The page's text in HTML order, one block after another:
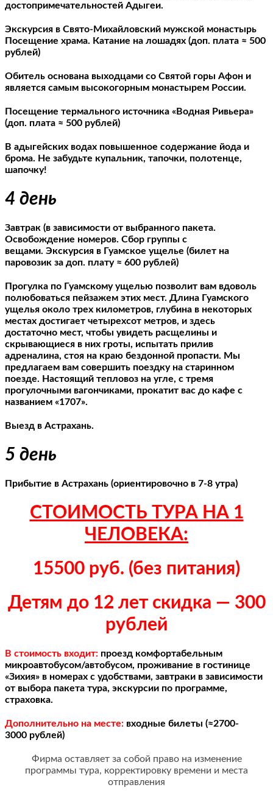
достопримечательностей Адыгеи.
Экскурсия в Свято-Михайловский мужской монастырь
Посещение храма. Катание на лошадях (доп. плата ≈ 500
рублей)
Обитель основана выходцами со Святой горы Афон и
является самым высокогорным монастырем России.
Посещение термального источника «Водная Ривьера»
(доп. плата ≈ 500 рублей)
В адыгейских водах повышенное содержание йода и
брома. Не забудьте купальник, тапочки, полотенце,
шапочку!
4 день
Завтрак (в зависимости от выбранного пакета.
Освобождение номеров. Сбор группы с
вещами. Экскурсия в Гуамское ущелье (билет на
паровозик за доп. плату ≈ 600 рублей)
Прогулка по Гуамскому ущелью позволит вам вдоволь
полюбоваться пейзажем этих мест. Длина Гуамского
ущелья около трех километров, глубина в некоторых
местах достигает четырехсот метров, и здесь
достаточно мест, чтобы увидеть расщелины и
скрывающиеся в них гроты, испытать прилив
адреналина, стоя на краю бездонной пропасти. Мы
предлагаем вам совершить поездку на старинном
поезде. Настоящий тепловоз на угле, с тремя
прогулочными вагончиками, прокатит вас до кафе с
названием «1707».
Выезд в Астрахань.
5 день
Прибытие в Астрахань (ориентировочно в 7-8 утра)
СТОИМОСТЬ ТУРА НА 1
ЧЕЛОВЕКА:
15500 руб. (без питания)
Детям до 12 лет скидка — 300
рублей
В стоимость входит: проезд комфортабельным
микроавтобусом/автобусом, проживание в гостинице
«Зихия» в номерах с удобствами, завтраки в зависимости
от выбора пакета тура, экскурсии по программе,
страховка.
Дополнительно на месте: входные билеты (≈2700-
3000 рублей)
Фирма оставляет за собой право на изменение
программы тура, корректировку времени и места
отправления